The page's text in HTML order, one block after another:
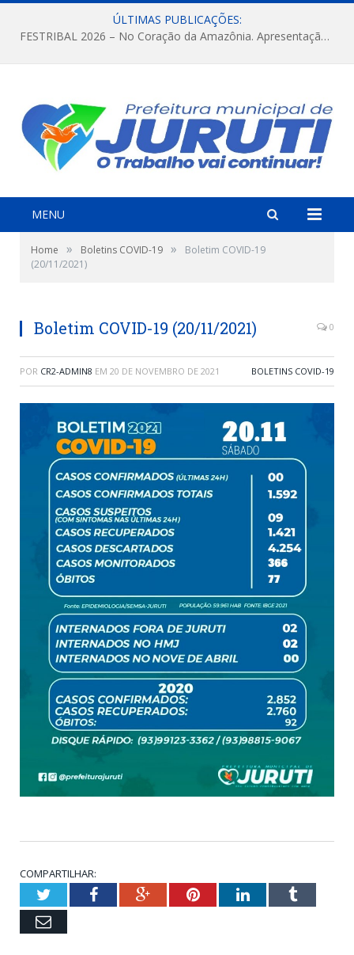
ÚLTIMAS PUBLICAÇÕES:
FESTRIBAL 2026 – No Coração da Amazônia. Apresentação da Munduruku.
MENU
Home » Boletins COVID-19 »
Boletim COVID-19
(20/11/2021)
Boletim COVID-19 (20/11/2021) 0
POR CR2-ADMIN8 EM 20 DE NOVEMBRO DE 2021 BOLETINS COVID-19
COMPARTILHAR:
TwitterFacebookGoogle+PinterestLinkedInTumblr
Email